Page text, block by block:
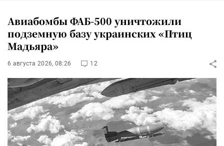
Авиабомбы ФАБ-500 уничтожили
подземную базу украинских «Птиц
Мадьяра»
6 августа 2026, 08:26 12